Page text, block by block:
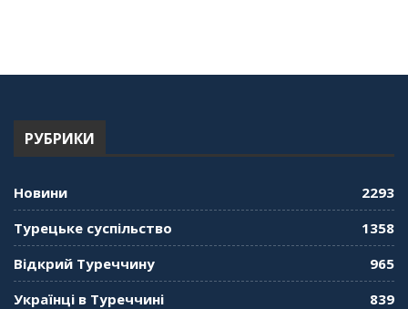
"Дзеркало діаспори". Випуск 13. МУШ в
"Дзеркало діаспори". Випуск 11. Олександр
Середа
"Дзеркало діаспори". Випуск 10. Тонкощі та
РУБРИКИ
Новини
2293
Турецьке суспільство
1358
Відкрий Туреччину
965
Українці в Туреччині
839